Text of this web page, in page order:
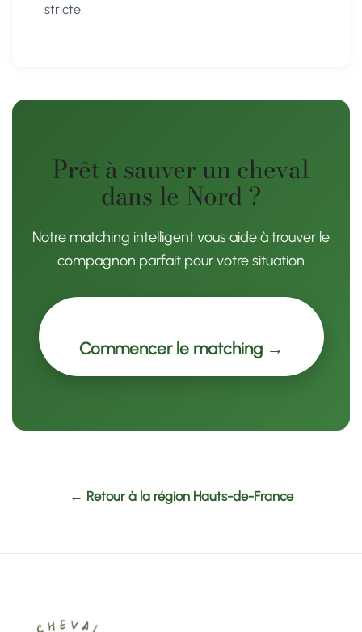
stricte.
Prêt à sauver un cheval
dans le Nord ?
Notre matching intelligent vous aide à trouver le
compagnon parfait pour votre situation
Commencer le matching →
← Retour à la région Hauts-de-France